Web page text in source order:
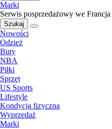
Marki
Serwis posprzedażowy we Francja
Szukaj
Nowości
Odzież
Buty
NBA
Piłki
Sprzęt
US Sports
Lifestyle
Kondycja fizyczna
Wyprzedaż
Marki